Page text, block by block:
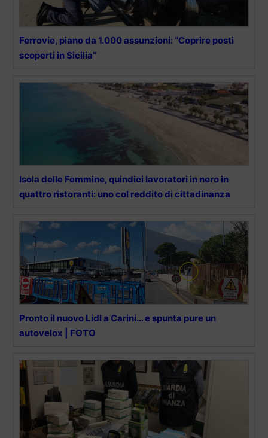
Ferrovie, piano da 1.000 assunzioni: “Coprire posti
scoperti in Sicilia”
Isola delle Femmine, quindici lavoratori in nero in
quattro ristoranti: uno col reddito di cittadinanza
Pronto il nuovo Lidl a Carini… e spunta pure un
autovelox | FOTO